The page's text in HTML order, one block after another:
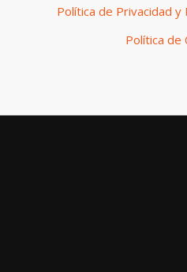
Política de Privacidad
Política de